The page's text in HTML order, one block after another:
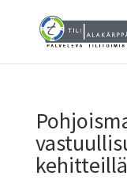
kehitteillä